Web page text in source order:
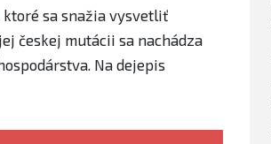
ktoré sa snažia vysvetliť
českej mutácii sa nachádza
Na dejepis